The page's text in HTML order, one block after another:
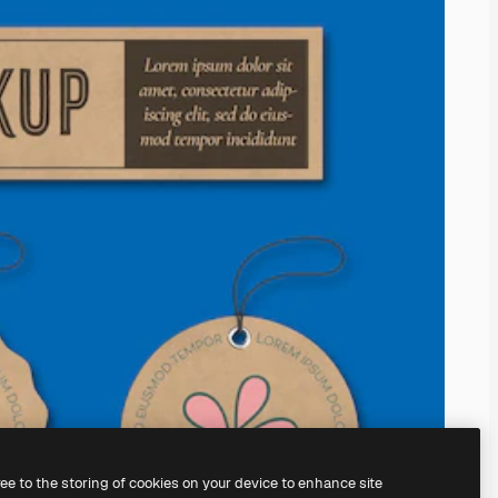
to the storing of cookies on your device to enhance site